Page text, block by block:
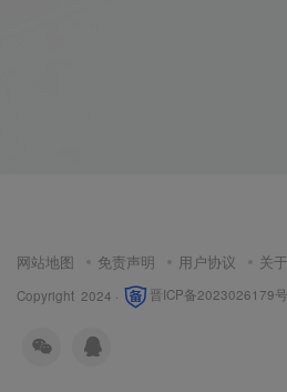
网站地图 免责声明 用户协议 关
Copyright 2024 · 晋ICP备2023026179